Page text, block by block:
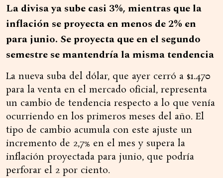
La divisa ya sube casi 3%, mientras que la
inflación se proyecta en menos de 2% en
para junio. Se proyecta que en el segundo
semestre se mantendría la misma tendencia
La nueva suba del dólar, que ayer cerró a $1.470
para la venta en el mercado oficial, representa
un cambio de tendencia respecto a lo que venía
ocurriendo en los primeros meses del año. El
tipo de cambio acumula con este ajuste un
incremento de 2,7% en el mes y supera la
inflación proyectada para junio, que podría
perforar el 2 por ciento.